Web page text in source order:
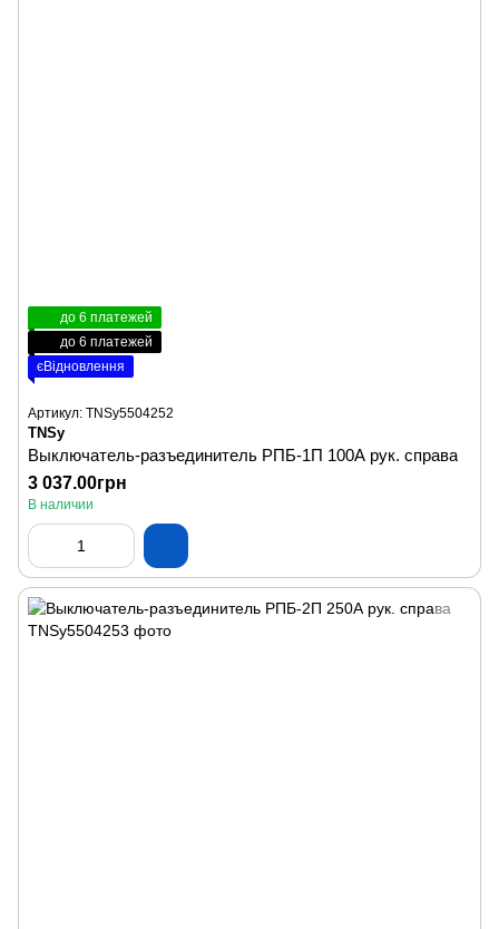
до 6 платежей
до 6 платежей
єВідновлення
Артикул: TNSy5504252
TNSy
Выключатель-разъединитель РПБ-1П 100А рук. справа
3 037.00грн
В наличии